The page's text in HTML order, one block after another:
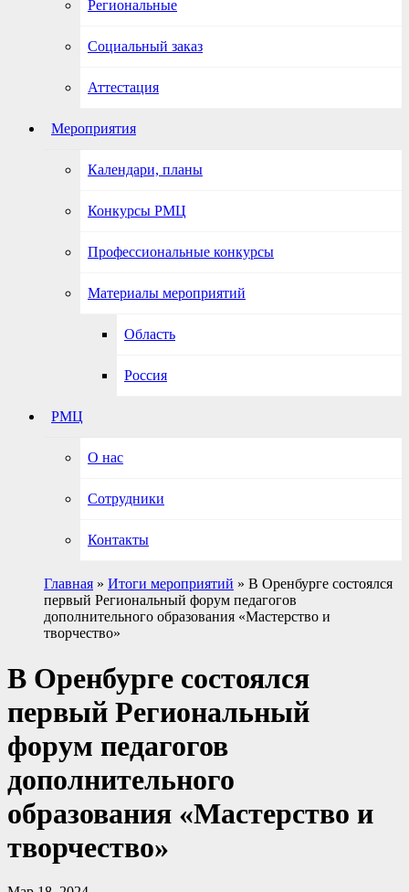
Региональные
Социальный заказ
Аттестация
Мероприятия
Календари, планы
Конкурсы РМЦ
Профессиональные конкурсы
Материалы мероприятий
Область
Россия
РМЦ
О нас
Сотрудники
Контакты
Главная » Итоги мероприятий » В Оренбурге состоялся
первый Региональный форум педагогов
дополнительного образования «Мастерство и
творчество»
В Оренбурге состоялся
первый Региональный
форум педагогов
дополнительного
образования «Мастерство и
творчество»